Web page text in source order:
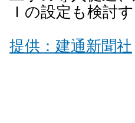
Ｉの設定も検討
提供：建通新聞社